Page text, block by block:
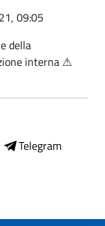
09:05
della
interna ⚠
Telegram